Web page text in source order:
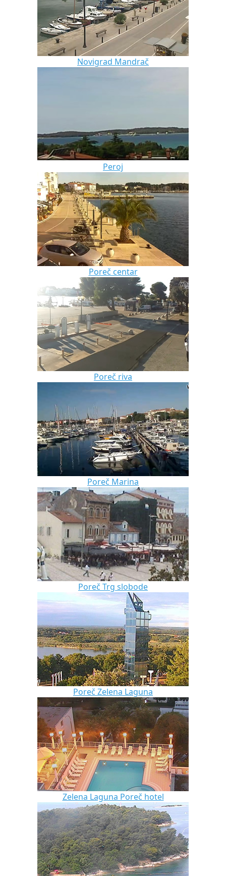
Novigrad Mandrač
Peroj
Poreč centar
Poreč riva
Poreč Marina
Poreč Trg slobode
Poreč Zelena Laguna
Zelena Laguna Poreč hotel